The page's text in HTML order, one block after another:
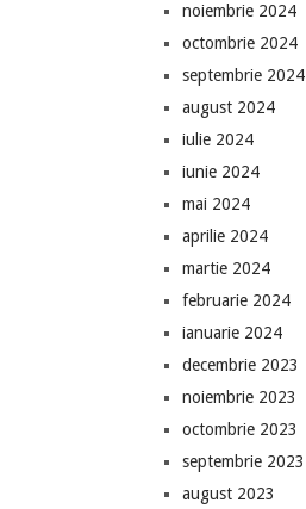
noiembrie 2024
octombrie 2024
septembrie 2024
august 2024
iulie 2024
iunie 2024
mai 2024
aprilie 2024
martie 2024
februarie 2024
ianuarie 2024
decembrie 2023
noiembrie 2023
octombrie 2023
septembrie 2023
august 2023